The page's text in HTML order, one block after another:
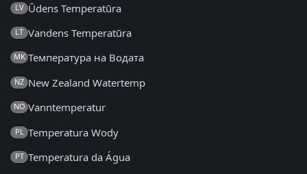
LV Ūdens Temperatūra
LT Vandens Temperatūra
MK Температура на Водата
NZ New Zealand Watertemp
NO Vanntemperatur
PL Temperatura Wody
PT Temperatura da Água